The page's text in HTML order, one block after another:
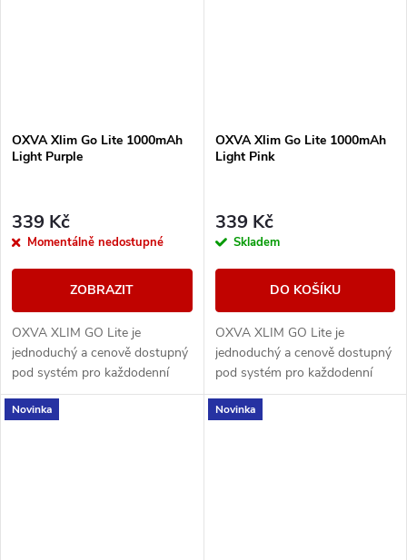
OXVA Xlim Go Lite 1000mAh
Light Purple
339 Kč
Momentálně nedostupné
ZOBRAZIT
OXVA XLIM GO Lite je
jednoduchý a cenově dostupný
pod systém pro každodenní
vapování. Nabízí baterii 1000
mAh, nastavitelný airflow, RGB
OXVA Xlim Go Lite 1000mAh
Light Pink
339 Kč
Skladem
DO KOŠÍKU
OXVA XLIM GO Lite je
jednoduchý a cenově dostupný
pod systém pro každodenní
vapování. Nabízí baterii 1000
mAh, nastavitelný airflow, RGB
Novinka Novinka